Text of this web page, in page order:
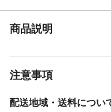
商品説明
注意事項
配送地域・送料につい